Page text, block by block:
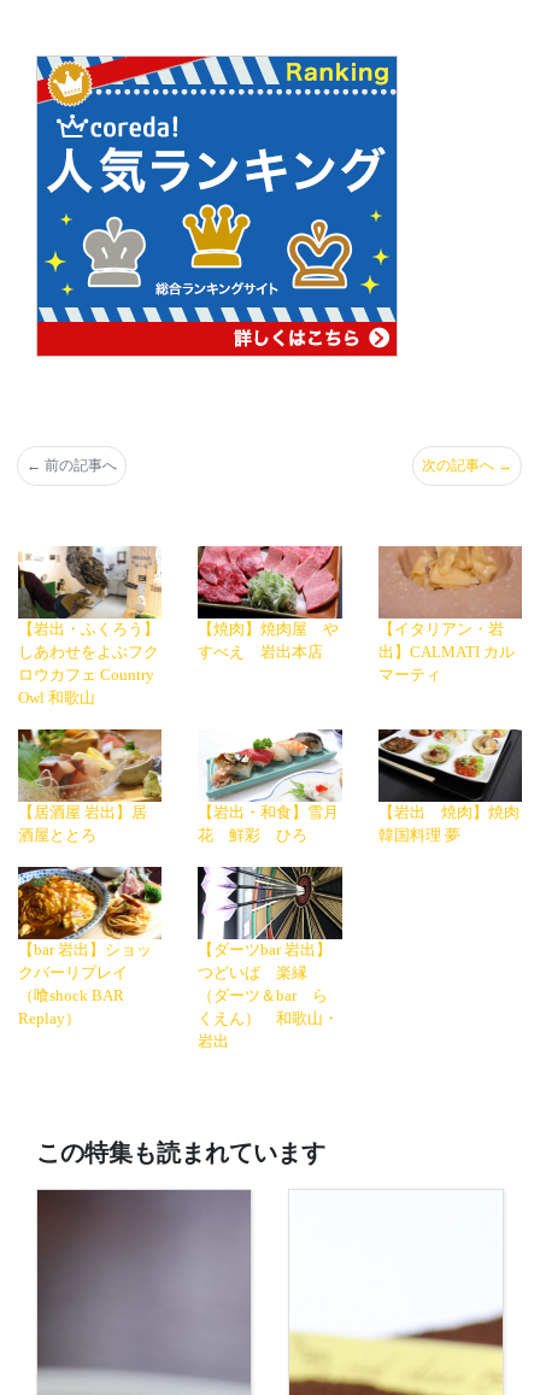
← 前の記事へ 次の記事へ →
【岩出・ふくろう】
しあわせをよぶフク
ロウカフェ Country
Owl 和歌山
【焼肉】焼肉屋 や
すべえ 岩出本店
【イタリアン・岩
出】CALMATI カル
マーティ
【居酒屋 岩出】居
酒屋ととろ
【岩出・和食】雪月
花 鮮彩 ひろ
【岩出 焼肉】焼肉
韓国料理 夢
【bar 岩出】ショッ
クバーリプレイ
（喰shock BAR
Replay）
【ダーツbar 岩出】
つどいば 楽縁
（ダーツ＆bar ら
くえん） 和歌山・
岩出
この特集も読まれています